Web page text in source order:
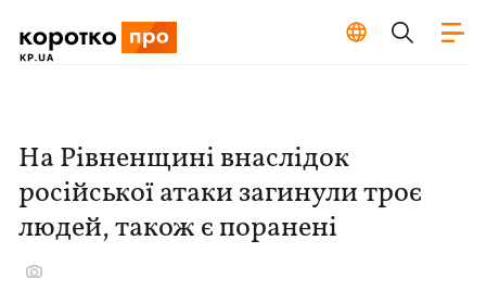
На Рівненщині внаслідок
російської атаки загинули троє
людей, також є поранені